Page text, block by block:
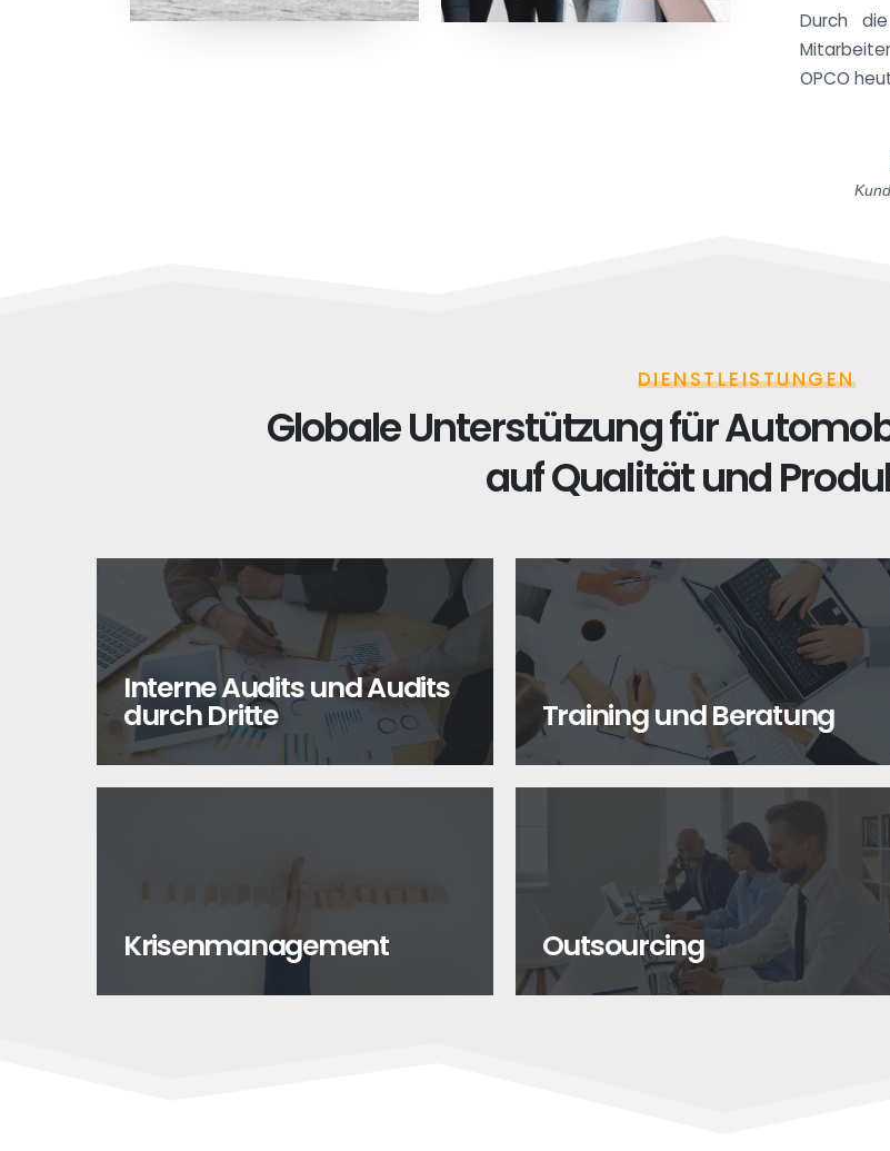
Durch
OPCO
DIENSTLEISTUNGEN
Globale Unterstützung für
auf Qualität und
Interne Audits und Audits
durch Dritte Training und Beratung
Krisenmanagement Outsourcing